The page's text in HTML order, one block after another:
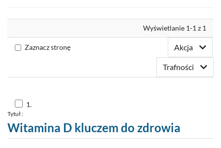
Zaproponuj zakup
Wyświetlanie 1-1 z 1
Zaznacz stronę Akcja
Trafności
Skocz
do
nr
1
1.
Tytuł :
Witamina D kluczem do zdrowia